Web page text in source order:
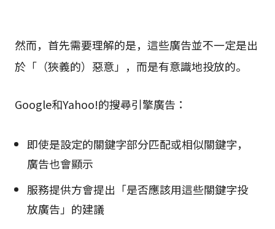
然而，首先需要理解的是，這些廣告並不一定是出
於「（狹義的）惡意」，而是有意識地投放的。
Google和Yahoo!的搜尋引擎廣告：
即使是設定的關鍵字部分匹配或相似關鍵字，
廣告也會顯示
服務提供方會提出「是否應該用這些關鍵字投
放廣告」的建議